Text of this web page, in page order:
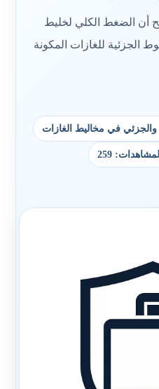
أن الضغط الكلي لخليط
الجزئية للغازات المكونة
في مخاليط الغازات
المشاهدات: 259